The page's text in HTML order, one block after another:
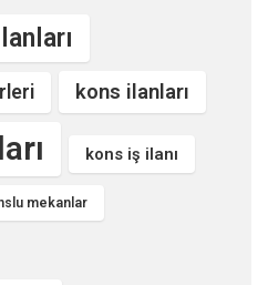
kons ilanları
kons iş ilanı
mekanlar